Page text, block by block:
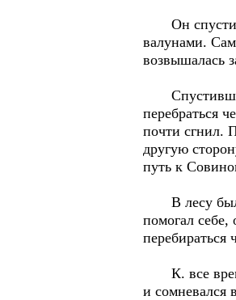
Он
валунами.
возвышалась
перебраться
почти сгнил.
другую
путь к
В лесу было
помогал себе,
перебираться
К. все время
и сомневался